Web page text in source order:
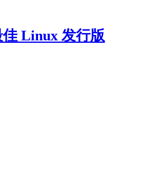
Linux 发行版